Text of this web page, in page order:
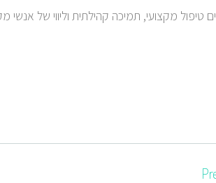
טיפול מקצועי, תמיכה קהילתית וליווי של